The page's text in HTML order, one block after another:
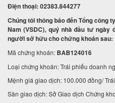
Điện thoại:
Chúng tôi thông báo đến Tổng công
Nam (VSDC), quý nhà đầu tư ngày
người sở hữu cho chứng khoán sau:
Mã chứng khoán: BAB124016
Loại chứng khoán: Trái phiếu doanh
Mệnh giá giao dịch: 100.000 đồng/
Sàn giao dịch: Sở Giao dịch Chứng